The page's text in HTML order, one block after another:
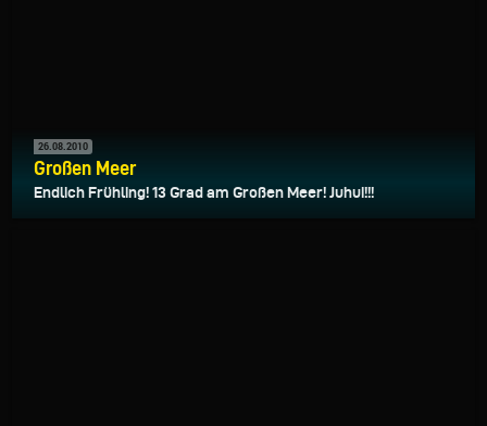
26.08.2010
Großen Meer
Endlich Frühling! 13 Grad am Großen Meer! Juhui!!!